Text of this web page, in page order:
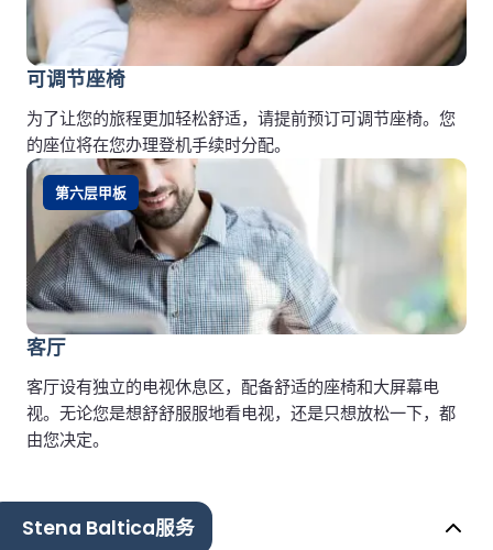
可调节座椅
为了让您的旅程更加轻松舒适，请提前预订可调节座椅。您
的座位将在您办理登机手续时分配。
客厅
客厅设有独立的电视休息区，配备舒适的座椅和大屏幕电
视。无论您是想舒舒服服地看电视，还是只想放松一下，都
由您决定。
第六层甲板
Stena Baltica服务